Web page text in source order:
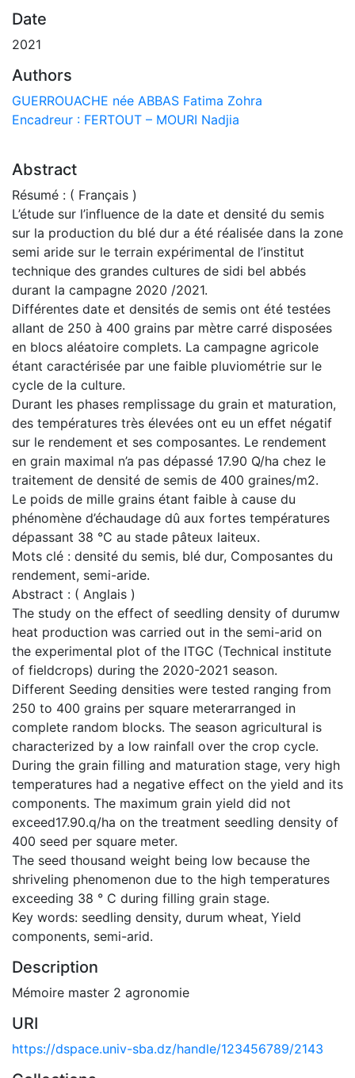
Date
2021
Authors
GUERROUACHE née ABBAS Fatima Zohra
Encadreur : FERTOUT – MOURI Nadjia
Abstract
Résumé : ( Français )
L’étude sur l’influence de la date et densité du semis
sur la production du blé dur a été réalisée dans la zone
semi aride sur le terrain expérimental de l’institut
technique des grandes cultures de sidi bel abbés
durant la campagne 2020 /2021.
Différentes date et densités de semis ont été testées
allant de 250 à 400 grains par mètre carré disposées
en blocs aléatoire complets. La campagne agricole
étant caractérisée par une faible pluviométrie sur le
cycle de la culture.
Durant les phases remplissage du grain et maturation,
des températures très élevées ont eu un effet négatif
sur le rendement et ses composantes. Le rendement
en grain maximal n’a pas dépassé 17.90 Q/ha chez le
traitement de densité de semis de 400 graines/m2.
Le poids de mille grains étant faible à cause du
phénomène d’échaudage dû aux fortes températures
dépassant 38 °C au stade pâteux laiteux.
Mots clé : densité du semis, blé dur, Composantes du
rendement, semi-aride.
Abstract : ( Anglais )
The study on the effect of seedling density of durumw
heat production was carried out in the semi-arid on
the experimental plot of the ITGC (Technical institute
of fieldcrops) during the 2020-2021 season.
Different Seeding densities were tested ranging from
250 to 400 grains per square meterarranged in
complete random blocks. The season agricultural is
characterized by a low rainfall over the crop cycle.
During the grain filling and maturation stage, very high
temperatures had a negative effect on the yield and its
components. The maximum grain yield did not
exceed17.90.q/ha on the treatment seedling density of
400 seed per square meter.
The seed thousand weight being low because the
shriveling phenomenon due to the high temperatures
exceeding 38 ° C during filling grain stage.
Key words: seedling density, durum wheat, Yield
components, semi-arid.
Description
Mémoire master 2 agronomie
URI
https://dspace.univ-sba.dz/handle/123456789/2143